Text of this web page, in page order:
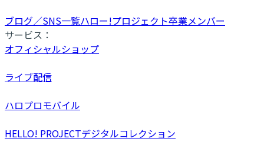
ブログ／SNS一覧ハロー!プロジェクト卒業メンバー
サービス：
オフィシャルショップ
ライブ配信
ハロプロモバイル
HELLO! PROJECTデジタルコレクション